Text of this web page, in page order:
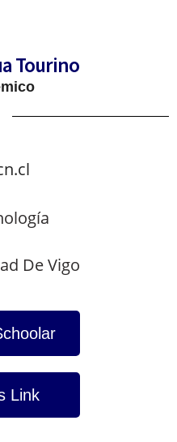
Tourino
De Vigo
Link